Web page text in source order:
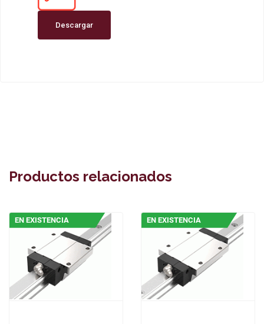
Descargar
Productos relacionados
EN EXISTENCIA EN EXISTENCIA